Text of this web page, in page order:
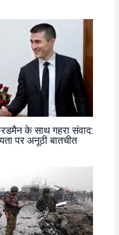
के साथ गहरा संवाद:
पर अनूठी बातचीत